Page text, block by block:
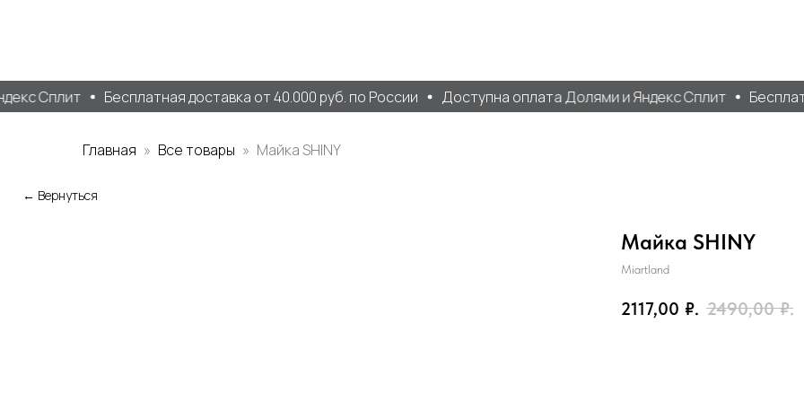
Сплит Бесплатная доставка от 40.000 руб. по России Доступна оплата Долями и Яндекс Сплит
Главная Все товары Майка SHINY
← Вернуться
Майка SHINY
Miartland
2117,00 ₽. 2490,00 ₽.